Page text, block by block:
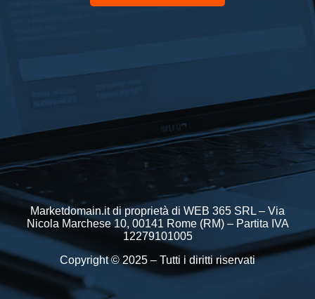
Marketdomain.it di proprietà di WEB 365 SRL – Via
Nicola Marchese 10, 00141 Rome (RM) – Partita IVA
12279101005
Copyright © 2025 – Tutti i diritti riservati